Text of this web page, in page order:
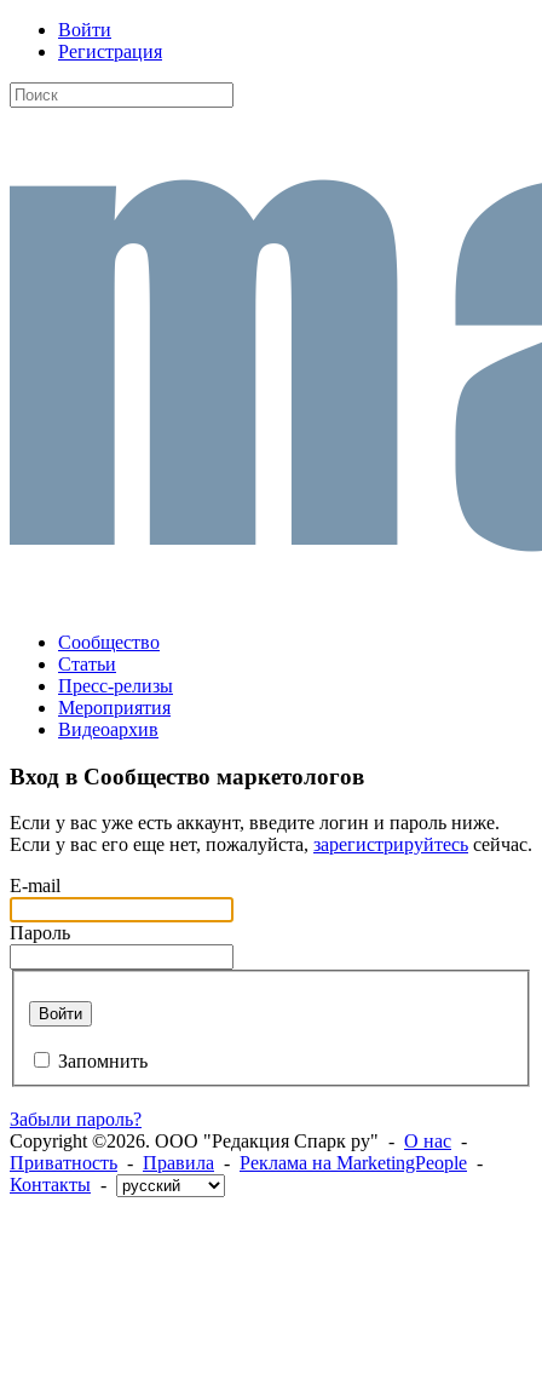
Войти
Регистрация
Сообщество
Статьи
Пресс-релизы
Мероприятия
Видеоархив
Вход в Сообщество маркетологов
Если у вас уже есть аккаунт, введите логин и пароль ниже.
Если у вас его еще нет, пожалуйста, зарегистрируйтесь сейчас.
E-mail
Пароль
Войти
Запомнить
Забыли пароль?
Copyright ©2026. ООО "Редакция Спарк ру" - О нас -
Приватность - Правила - Реклама на MarketingPeople -
Контакты -